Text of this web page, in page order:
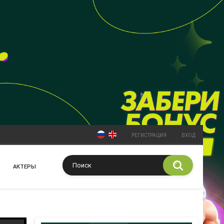
РЕГИСТРАЦИЯ ВХОД
АКТЕРЫ